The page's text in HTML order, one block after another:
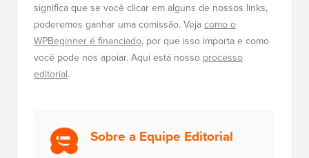
significa que se você clicar em alguns de nossos links,
poderemos ganhar uma comissão. Vejacomo o
WPBeginner é financiado, por que isso importa e como
você pode nos apoiar. Aqui está nosso processo
editorial.
Sobre a Equipe Editorial